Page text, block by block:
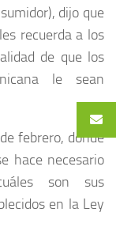
dijo que
recuerda a los
de que los
le sean
febrero, donde
hace necesario
son sus
en la Ley